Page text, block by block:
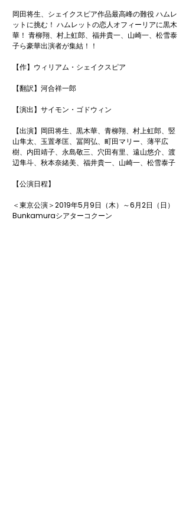
岡田将生、シェイクスピア作品最高峰の難役 ハムレ
ットに挑む！ ハムレットの恋人オフィーリアに黒木
華！ 青柳翔、村上虹郎、福井貴一、山崎一、松雪泰
子ら豪華出演者が集結！！
【作】ウィリアム・シェイクスピア
【翻訳】河合祥一郎
【演出】サイモン・ゴドウィン
【出演】岡田将生、黒木華、青柳翔、村上虹郎、竪
山隼太、玉置孝匡、冨岡弘、町田マリー、薄平広
樹、内田靖子、永島敬三、穴田有里、遠山悠介、渡
辺隼斗、秋本奈緒美、福井貴一、山崎一、松雪泰子
【公演日程】
＜東京公演＞2019年5月9日（木）～6月2日（日）
Bunkamuraシアターコクーン